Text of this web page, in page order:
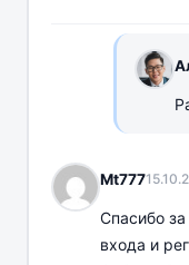
Mt777
Спасибо
входа и